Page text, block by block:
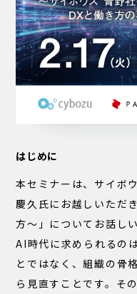
はじめに
本セミナーは、サイボ
慶久氏にお越しいただ
方〜」についてお話し
AI時代に求められるの
とではなく、組織の骨
ら見直すことです。そ